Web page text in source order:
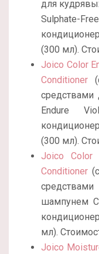
для
(300 мл).
Joico Color
Conditioner
Endure
(300 мл).
Joico Color
Conditioner
шампунем
мл).
Joico